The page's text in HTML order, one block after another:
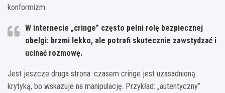
konformizm.
W internecie „cringe” często pełni rolę bezpiecznej
obelgi: brzmi lekko, ale potrafi skutecznie zawstydzać i
ucinać rozmowę.
Jest jeszcze druga strona: czasem cringe jest uzasadnioną
krytyką, bo wskazuje na manipulację. Przykład: „autentyczny”